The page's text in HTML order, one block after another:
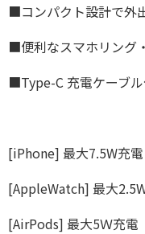
■コンパクト設計で外
■便利なスマホリング
■Type-C 充電ケーブ
[iPhone] 最大7.5W充電
[AppleWatch] 最大
[AirPods] 最大5Ｗ充電